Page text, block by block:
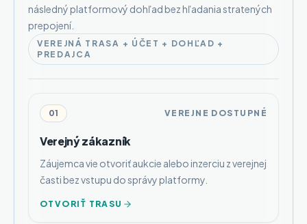
následný platformový dohľad bez hľadania stratených
prepojení.
VEREJNÁ TRASA + ÚČET + DOHĽAD +
PREDAJCA
01 VEREJNE DOSTUPNÉ
Verejný zákazník
Záujemca vie otvoriť aukcie alebo inzerciu z verejnej
časti bez vstupu do správy platformy.
OTVORIŤ TRASU